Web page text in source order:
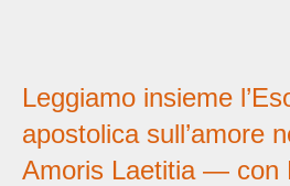
Leggiamo insieme
apostolica sull’amore
Amoris Laetitia — con